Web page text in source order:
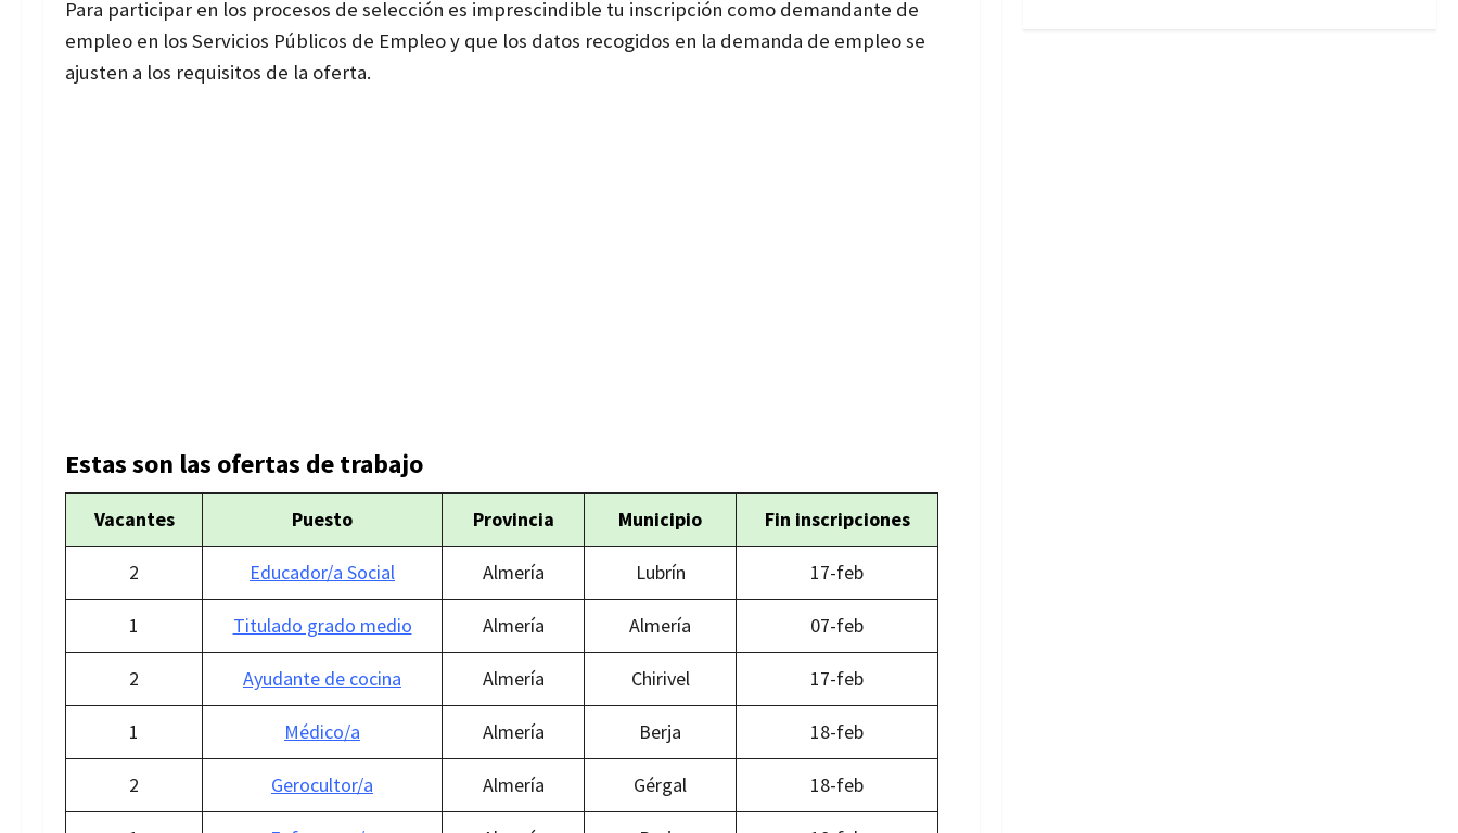
Para participar en los procesos de selección es imprescindible tu inscripción como demandante de
empleo en los Servicios Públicos de Empleo y que los datos recogidos en la demanda de empleo se
ajusten a los requisitos de la oferta.
Estas son las ofertas de trabajo
Vacantes Puesto Provincia Municipio Fin inscripciones
2 Educador/a Social Almería Lubrín 17-feb
1 Titulado grado medio Almería Almería 07-feb
2 Ayudante de cocina Almería Chirivel 17-feb
1 Médico/a Almería Berja 18-feb
2 Gerocultor/a Almería Gérgal 18-feb